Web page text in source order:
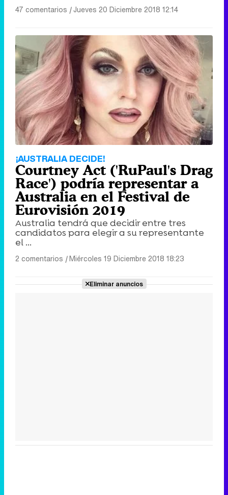
47 comentarios |Jueves 20 Diciembre 2018 12:14
¡AUSTRALIA DECIDE!
Courtney Act ('RuPaul's Drag
Race') podría representar a
Australia en el Festival de
Eurovisión 2019
Australia tendrá que decidir entre tres
candidatos para elegir a su representante
el ...
2 comentarios |Miércoles 19 Diciembre 2018 18:23
Eliminar anuncios